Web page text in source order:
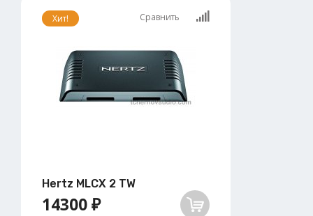
Хит! Сравнить
Hertz MLCX 2 TW
14300 ₽